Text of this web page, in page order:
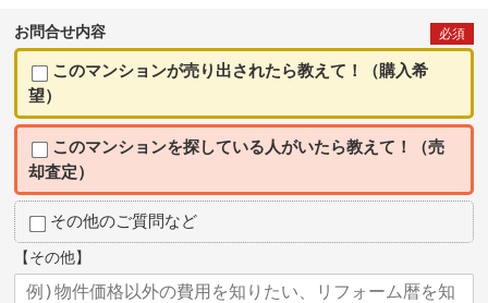
お問合せ内容 必須
このマンションが売り出されたら教えて！（購入希
望）
このマンションを探している人がいたら教えて！（売
却査定）
その他のご質問など
【その他】